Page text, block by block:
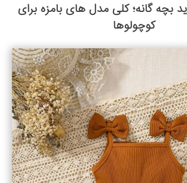
بچه گانه؛ کلی مدل های بامزه برای
کوچولوها